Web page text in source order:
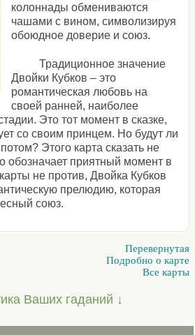
колоннады обмениваются
чашами с вином, символизируя
обоюдное доверие и союз.
Традиционное значение
Двойки Кубков – это
романтическая любовь на
своей ранней, наиболее
Это тот момент в сказке,
со своим принцем. Но будут ли
Этого карта сказать не
обозначает приятный момент в
не против, Двойка Кубков
прелюдию, которая
союз.
Перевернутая
Подробно о карте
Все карты
Ваших гаданий ↓